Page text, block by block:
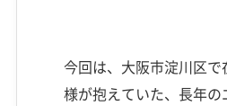
今回は、大阪市淀川区
様が抱えていた、長年